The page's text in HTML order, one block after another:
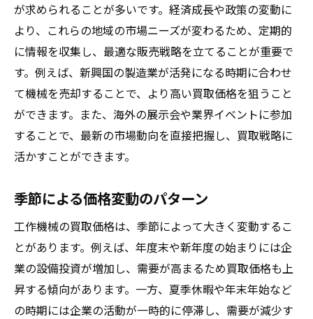
が求められることが多いです。経済成長や政策の変動に
より、これらの地域の市場ニーズが変わるため、定期的
に情報を収集し、最適な販売戦略を立てることが重要で
す。例えば、新興国の製造業が活発になる時期に合わせ
て機械を売却することで、より高い買取価格を狙うこと
ができます。また、海外の展示会や業界イベントに参加
することで、最新の市場動向を直接把握し、買取戦略に
活かすことができます。
季節による価格変動のパターン
工作機械の買取価格は、季節によって大きく変動するこ
とがあります。例えば、年度末や新年度の始まりには企
業の設備投資が増加し、需要が高まるため買取価格も上
昇する傾向があります。一方、夏季休暇や年末年始など
の時期には企業の活動が一時的に停滞し、需要が減少す